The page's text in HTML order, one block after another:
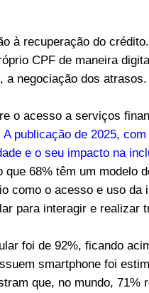
à recuperação do
CPF de maneira
a negociação dos atrasos.
o acesso a serviços
A publicação de 2025,
e o seu impacto na
68% têm um modelo
como o acesso e uso da
para interagir e realizar
foi de 92%, ficando
smartphone foi
que, no mundo, 71%